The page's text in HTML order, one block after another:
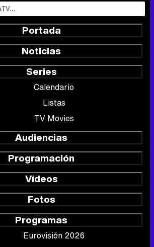
Portada
Noticias
Series
Calendario
Listas
TV Movies
Audiencias
Programación
Vídeos
Fotos
Programas
Eurovisión 2026